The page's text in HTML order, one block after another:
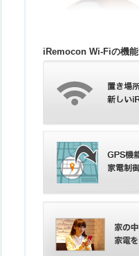
iRemocon Wi-Fiの機能